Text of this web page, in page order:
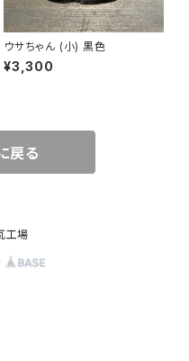
ウサちゃん (小) 黒色
¥3,300
戻る
工場